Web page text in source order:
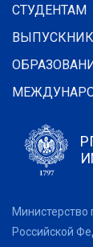
СТУДЕНТАМ
Министерство
Российской